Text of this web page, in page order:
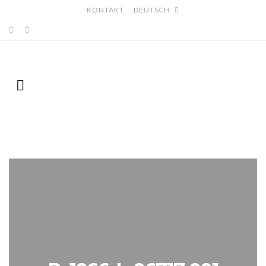
KONTAKT DEUTSCH